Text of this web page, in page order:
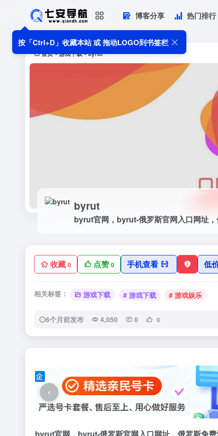
按「Ctrl+D」收藏本站 或 拖动LOGO到书签栏
博客分享 热门排行
首页 • 游戏下载 • byrut
byrut
收藏 0 点赞0 手机查看 低
相关标签： 游戏下载 # 游戏下载 # 游戏娱乐
6个月前发布 4,050 0 0
byrut
byrut官网，byrut-俄罗斯官网入口网
‹